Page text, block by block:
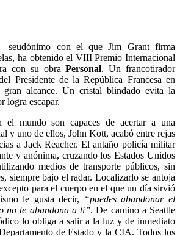
seudónimo con el que Jim Grant firma
ha obtenido el VIII Premio Internacional
con su obraPersonal. Un francotirador
Presidente de la República Francesa en
alcance. Un cristal blindado evita la
logra escapar.
el mundo son capaces de acertar a una
y uno de ellos, John Kott, acabó entre rejas
a Jack Reacher. El antaño policía militar
y anónima, cruzando los Estados Unidos
medios de transporte públicos, sin
siempre bajo el radar. Localizarlo se antoja
para el cuerpo en el que un día sirvió
le gusta decir,
“puedes abandonar el
no te abandona a ti”. De camino a Seattle
lo obliga a salir a la luz y de inmediato
de Estado y la CIA. Todos los